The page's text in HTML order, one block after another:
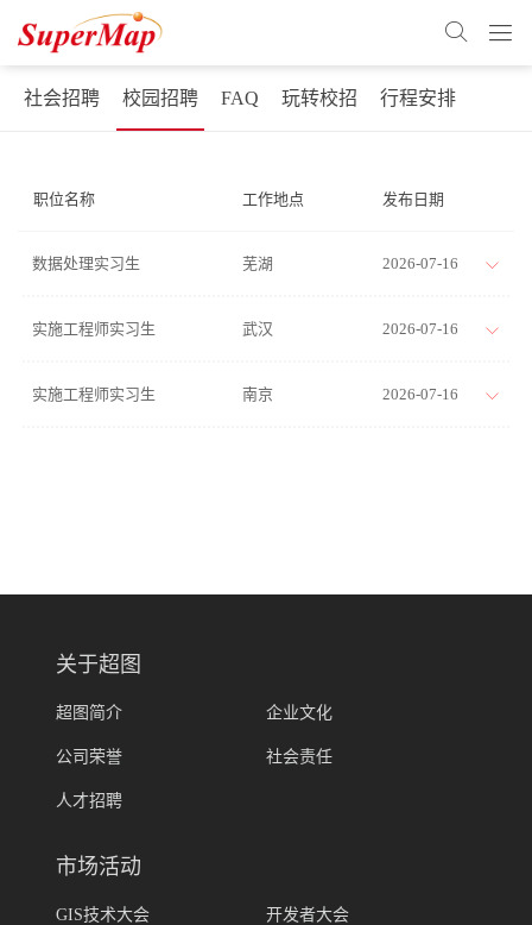
社会招聘 校园招聘 FAQ 玩转校招 行程安排
职位名称 工作地点 发布日期
数据处理实习生 芜湖 2026-07-16
实施工程师实习生 武汉 2026-07-16
实施工程师实习生 南京 2026-07-16
关于超图
超图简介 企业文化
公司荣誉 社会责任
人才招聘
市场活动
GIS技术大会 开发者大会